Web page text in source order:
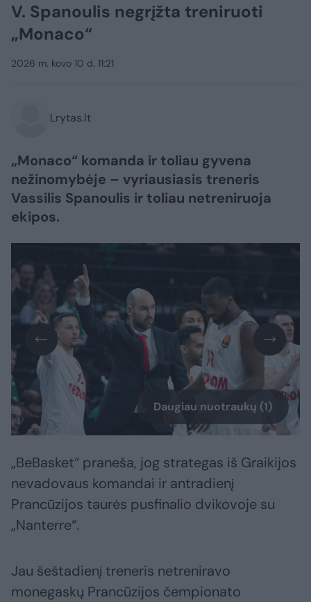
V. Spanoulis negrįžta treniruoti
„Monaco“
2026 m. kovo 10 d. 11:21
Lrytas.lt
„Monaco“ komanda ir toliau gyvena
nežinomybėje – vyriausiasis treneris
Vassilis Spanoulis ir toliau netreniruoja
ekipos.
Daugiau nuotraukų (1)
„BeBasket“ praneša, jog strategas iš Graikijos
nevadovaus komandai ir antradienį
Prancūzijos taurės pusfinalio dvikovoje su
„Nanterre“.
Jau šeštadienį treneris netreniravo
monegaskų Prancūzijos čempionato